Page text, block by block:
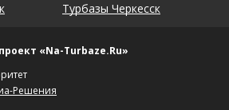
Турбазы Черкесск
«Na-Turbaze.Ru»
Решения